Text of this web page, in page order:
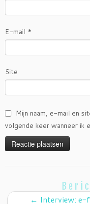
E-mail *
Site
Mijn naam, e-mail en
volgende keer wanneer ik
← Interview: e-